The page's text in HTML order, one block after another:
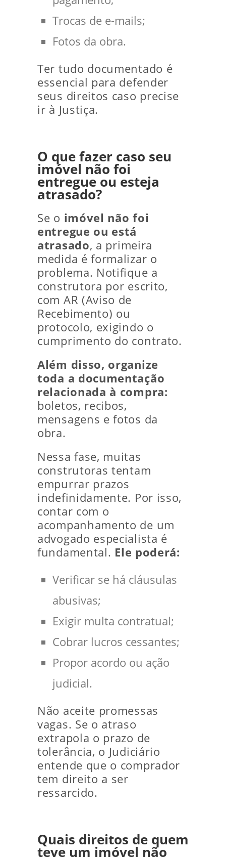
Trocas de e-mails;
Fotos da obra.
Ter tudo documentado é
essencial para defender
seus direitos caso precise
ir à Justiça.
O que fazer caso seu
imóvel não foi
entregue ou esteja
atrasado?
Se o imóvel não foi
entregue ou está
atrasado, a primeira
medida é formalizar o
problema. Notifique a
construtora por escrito,
com AR (Aviso de
Recebimento) ou
protocolo, exigindo o
cumprimento do contrato.
Além disso, organize
toda a documentação
relacionada à compra:
boletos, recibos,
mensagens e fotos da
obra.
Nessa fase, muitas
construtoras tentam
empurrar prazos
indefinidamente. Por isso,
contar com o
acompanhamento de um
advogado especialista é
fundamental. Ele poderá:
Verificar se há cláusulas
abusivas;
Exigir multa contratual;
Cobrar lucros cessantes;
Propor acordo ou ação
judicial.
Não aceite promessas
vagas. Se o atraso
extrapola o prazo de
tolerância, o Judiciário
entende que o comprador
tem direito a ser
ressarcido.
Quais direitos de quem
teve um imóvel não